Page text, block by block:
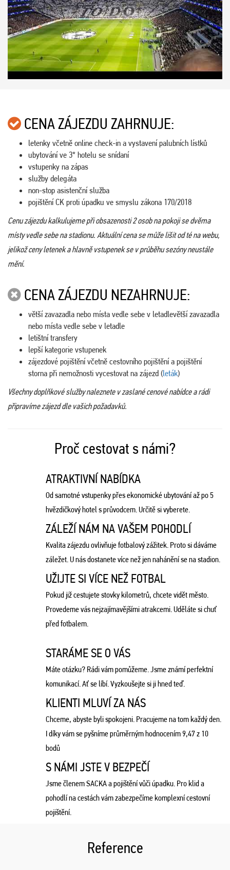
CENA ZÁJEZDU ZAHRNUJE:
letenky včetně online check-in a vystavení palubních lístků
ubytování ve 3* hotelu se snídaní
vstupenky na zápas
služby delegáta
non-stop asistenční služba
pojištění CK proti úpadku ve smyslu zákona 170/2018
Cenu zájezdu kalkulujeme při obsazenosti 2 osob na pokoji se dvěma
místy vedle sebe na stadionu. Aktuální cena se může lišit od té na webu,
jelikož ceny letenek a hlavně vstupenek se v průběhu sezóny neustále
mění.
CENA ZÁJEZDU NEZAHRNUJE:
větší zavazadla nebo místa vedle sebe v letadlevětší zavazadla
nebo místa vedle sebe v letadle
letištní transfery
lepší kategorie vstupenek
zájezdové pojištění včetně cestovního pojištění a pojištění
storna při nemožnosti vycestovat na zájezd (leták)
Všechny doplňkové služby naleznete v zaslané cenové nabídce a rádi
připravíme zájezd dle vašich požadavků.
Proč cestovat s námi?
ATRAKTIVNÍ NABÍDKA
Od samotné vstupenky přes ekonomické ubytování až po 5
hvězdičkový hotel s průvodcem. Určitě si vyberete.
ZÁLEŽÍ NÁM NA VAŠEM POHODLÍ
Kvalita zájezdu ovlivňuje fotbalový zážitek. Proto si dáváme
záležet. U nás dostanete více než jen nahánění se na stadion.
UŽIJTE SI VÍCE NEŽ FOTBAL
Pokud již cestujete stovky kilometrů, chcete vidět město.
Provedeme vás nejzajímavějšími atrakcemi. Uděláte si chuť
před fotbalem.
STARÁME SE O VÁS
Máte otázku? Rádi vám pomůžeme. Jsme známí perfektní
komunikací. Ať se líbí. Vyzkoušejte si ji hned teď.
KLIENTI MLUVÍ ZA NÁS
Chceme, abyste byli spokojeni. Pracujeme na tom každý den.
I díky vám se pyšníme průměrným hodnocením 9,47 z 10
bodů
S NÁMI JSTE V BEZPEČÍ
Jsme členem SACKA a pojištění vůči úpadku. Pro klid a
pohodlí na cestách vám zabezpečíme komplexní cestovní
pojištění.
Reference